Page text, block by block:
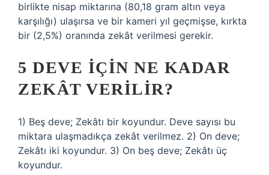
birlikte nisap miktarına (80,18 gram altın veya
karşılığı) ulaşırsa ve bir kameri yıl geçmişse, kırkta
bir (2,5%) oranında zekât verilmesi gerekir.
5 DEVE IÇIN NE KADAR
ZEKÂT VERILIR?
1) Beş deve; Zekâtı bir koyundur. Deve sayısı bu
miktara ulaşmadıkça zekât verilmez. 2) On deve;
Zekâtı iki koyundur. 3) On beş deve; Zekâtı üç
koyundur.